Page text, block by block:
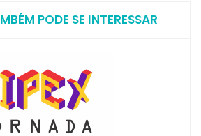
PODE SE INTERESSAR